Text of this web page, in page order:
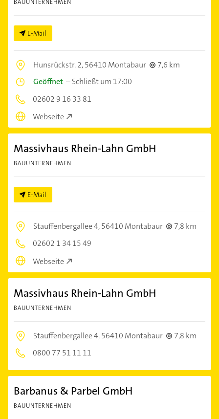
BAUUNTERNEHMEN
E-Mail
Hunsrückstr. 2,56410 Montabaur
7,6 km
Geöffnet –Schließt um 17:00
02602 9 16 33 81
Webseite
Massivhaus Rhein-Lahn GmbH
BAUUNTERNEHMEN
E-Mail
Stauffenbergallee 4,56410 Montabaur
7,8 km
02602 1 34 15 49
Webseite
Massivhaus Rhein-Lahn GmbH
BAUUNTERNEHMEN
Stauffenbergallee 4,56410 Montabaur
7,8 km
0800 77 51 11 11
Barbanus & Parbel GmbH
BAUUNTERNEHMEN